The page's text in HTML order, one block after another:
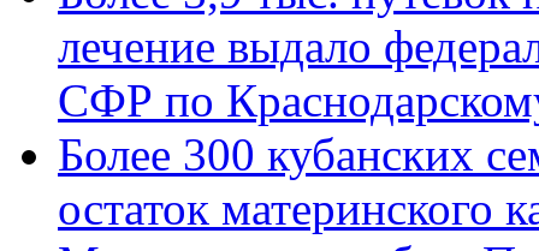
лечение выдало
СФР по
Более 300 кубанских
остаток материнского